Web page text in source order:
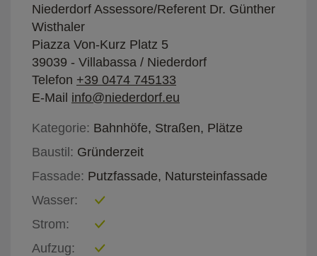
Niederdorf Assessore/Referent Dr. Günther
Wisthaler
Piazza Von-Kurz Platz 5
39039 - Villabassa / Niederdorf
Telefon +39 0474 745133
E-Mail info@niederdorf.eu
Kategorie: Bahnhöfe, Straßen, Plätze
Baustil: Gründerzeit
Fassade: Putzfassade, Natursteinfassade
Wasser:
Strom:
Aufzug: